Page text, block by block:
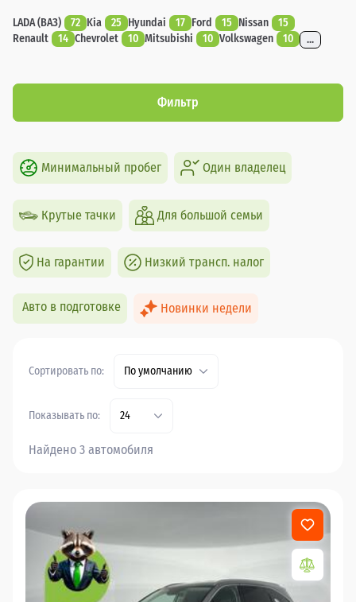
LADA (ВАЗ) 72 Kia 25 Hyundai 17 Ford 15 Nissan
15
Renault
14 Chevrolet 10 Mitsubishi 10 Volkswagen 10 ...
Фильтр
Минимальный пробег Один владелец
Крутые тачки Для большой семьи
На гарантии Низкий трансп. налог
Авто в подготовке Новинки недели
Сортировать по: По умолчанию
Показывать по: 24
Найдено 3 автомобиля